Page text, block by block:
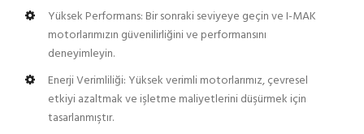
Yüksek Performans: Bir sonraki seviyeye geçin ve I-MAK
motorlarımızın güvenilirliğini ve performansını
deneyimleyin.
Enerji Verimliliği: Yüksek verimli motorlarımız, çevresel
etkiyi azaltmak ve işletme maliyetlerini düşürmek için
tasarlanmıştır.